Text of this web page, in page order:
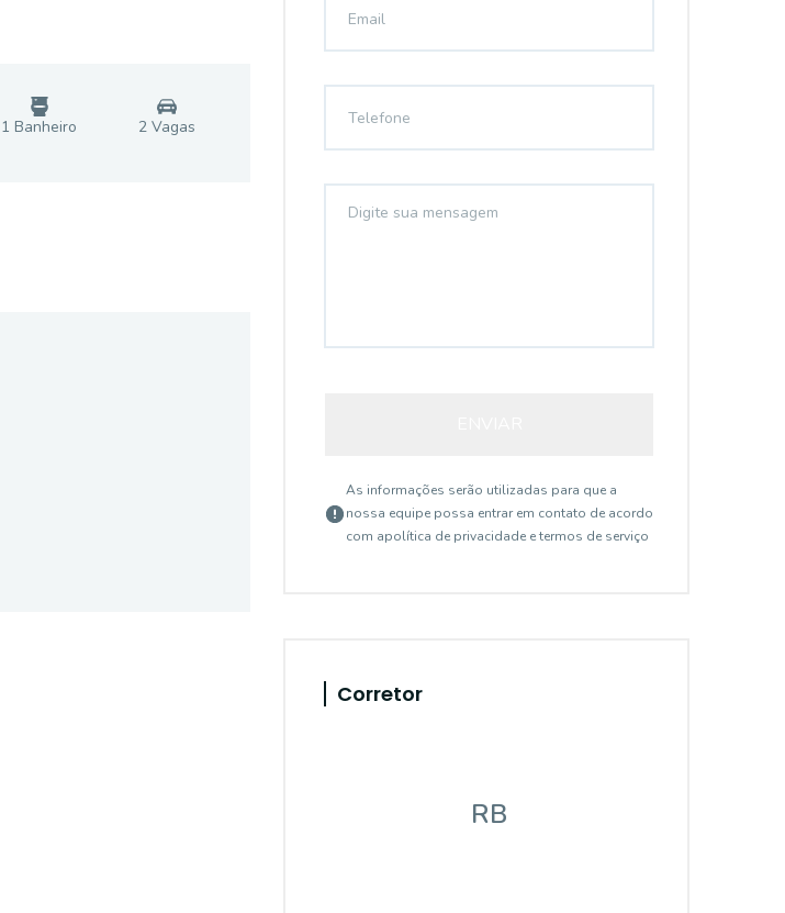
1 Banheiro 2 Vagas
As informações serão utilizadas para que a
nossa equipe possa entrar em contato de acordo
com apolítica de privacidade e termos de serviço
Corretor
RB